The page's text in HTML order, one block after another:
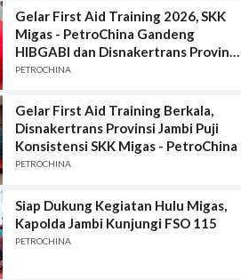
Gelar First Aid Training 2026, SKK
Migas - PetroChina Gandeng
HIBGABI dan Disnakertrans Provinsi
Jambi
PETROCHINA
Gelar First Aid Training Berkala,
Disnakertrans Provinsi Jambi Puji
Konsistensi SKK Migas - PetroChina
PETROCHINA
Siap Dukung Kegiatan Hulu Migas,
Kapolda Jambi Kunjungi FSO 115
PETROCHINA